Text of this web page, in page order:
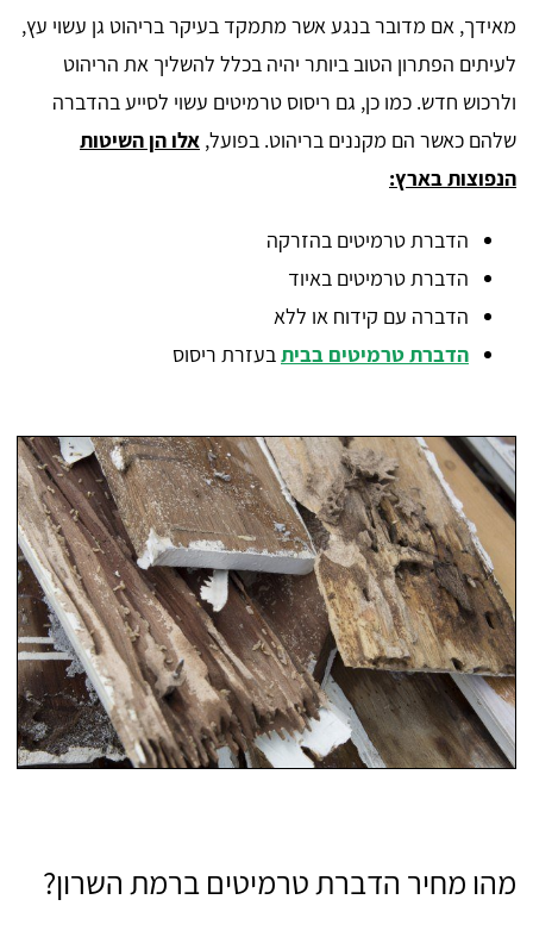
מאידך, אם מדובר בנגע אשר מתמקד בעיקר בריהוט גן עשוי עץ,
לעיתים הפתרון הטוב ביותר יהיה בכלל להשליך את הריהוט
ולרכוש חדש. כמו כן, גם ריסוס טרמיטים עשוי לסייע בהדברה
שלהם כאשר הם מקננים בריהוט. בפועל, אלו הן השיטות
הנפוצות בארץ:
הדברת טרמיטים בהזרקה
הדברת טרמיטים באיוד
הדברה עם קידוח או ללא
הדברת טרמיטים בביתבעזרת ריסוס
מהו מחיר הדברת טרמיטים ברמת השרון?